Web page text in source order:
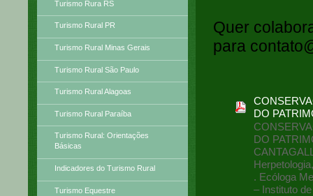
Turismo Rura RS
Turismo Rural PR
Turismo Rural Minas Gerais
Turismo Rural São Paulo
Turismo Rural Alagoas
Turismo Rural Paraíba
Turismo Rural: Orientações
Básicas
Indicadores do Turismo Rural
Turismo Equestre
Quer
para
DO
DO
. Ecóloga
– Instituto